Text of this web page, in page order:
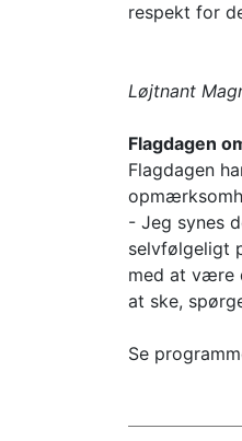
respekt for
Løjtnant
Flagdagen
Flagdagen
- Jeg synes
selvfølgeligt
med at være
at ske,
Se